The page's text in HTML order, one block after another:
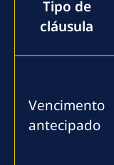
Tipo de
cláusula
Vencimento
antecipado